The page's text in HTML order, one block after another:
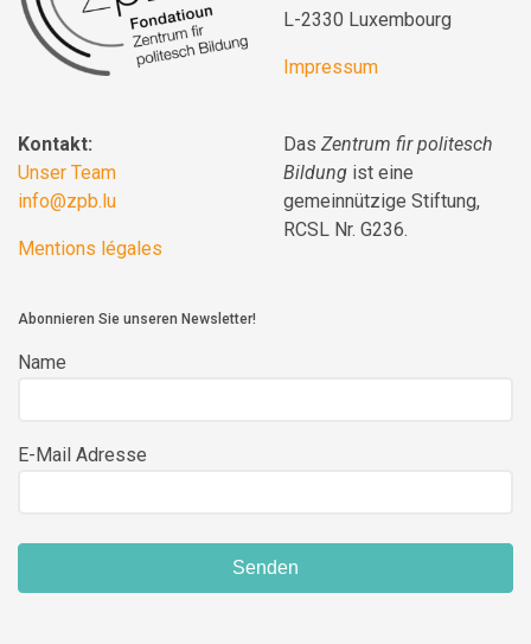
L-2330 Luxembourg
Impressum
Kontakt:
Unser Team
info@zpb.lu
Mentions légales
Das Zentrum fir politesch
Bildung ist eine
gemeinnützige Stiftung,
RCSL Nr. G236.
Abonnieren Sie unseren Newsletter!
Name
E-Mail Adresse
Senden